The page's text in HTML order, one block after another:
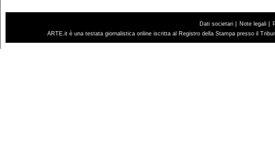
Dati societari | Note legali |
ARTE.it è una testata giornalistica online iscritta al Registro della Stampa presso il